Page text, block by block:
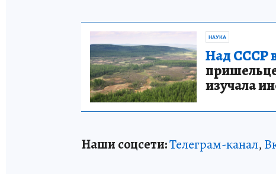
НАУКА
Над СССР
изучала
Наши соцсети:Телеграм-канал,